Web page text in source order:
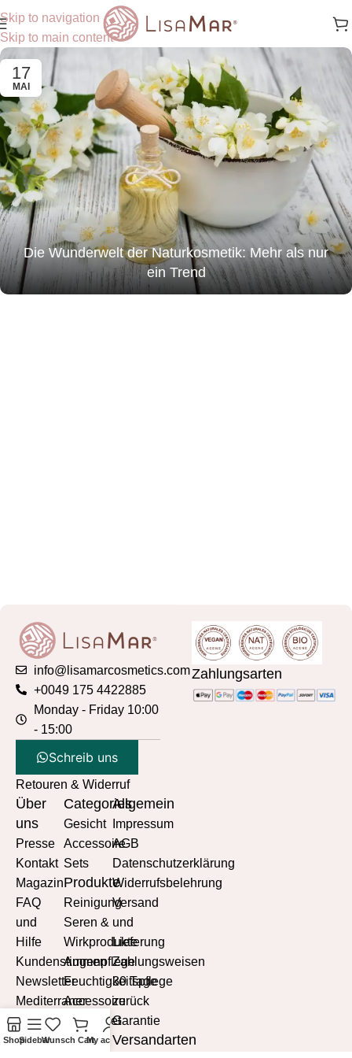
Skip to navigation
Skip to main content
17
MAI
Die Wunderwelt der Naturkosmetik: Mehr als nur
ein Trend
info@lisamarcosmetics.com
+0049 175 4422885
Monday - Friday 10:00
- 15:00
Schreib uns
Retouren & Widerruf
Über
uns
Presse
Kontakt
Magazin
FAQ
und
Hilfe
Kundenstimmen
Newsletter
Mediterraner
Lebensstil
Mediterrane
Categories
Gesicht
Accessoire
Sets
Produkte
Reinigung
Seren &
Wirkprodukte
Augenpflege
Feuchtigkeitspflege
Accessoire
Probierset
Allgemein
Impressum
AGB
Datenschutzerklärung
Widerrufsbelehrung
Versand
und
Lieferung
Zahlungsweisen
30 Tage
zurück
Garantie
Versandarten
Zahlungsarten
ShopSidebarWunsch CartMy account